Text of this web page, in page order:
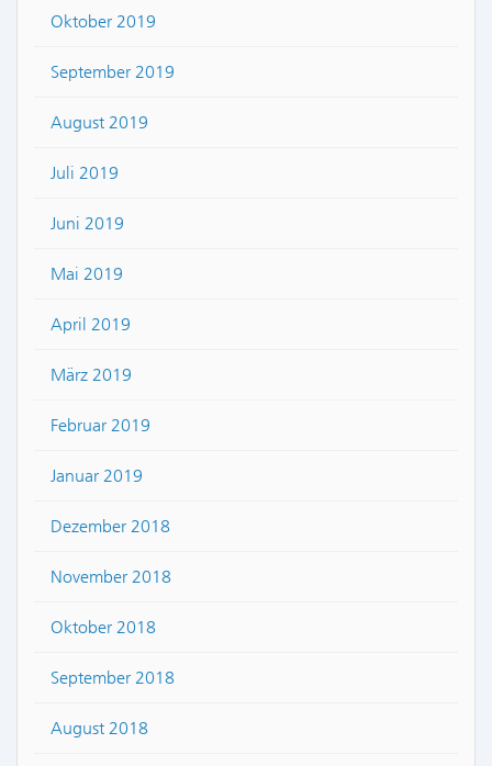
Oktober 2019
September 2019
August 2019
Juli 2019
Juni 2019
Mai 2019
April 2019
März 2019
Februar 2019
Januar 2019
Dezember 2018
November 2018
Oktober 2018
September 2018
August 2018